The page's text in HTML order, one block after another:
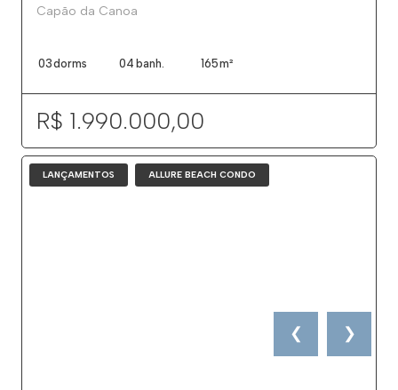
Capão da Canoa
03dorms 04 banh. 165m²
R$ 1.990.000,00
❮ ❯
LANÇAMENTOS ALLURE BEACH CONDO